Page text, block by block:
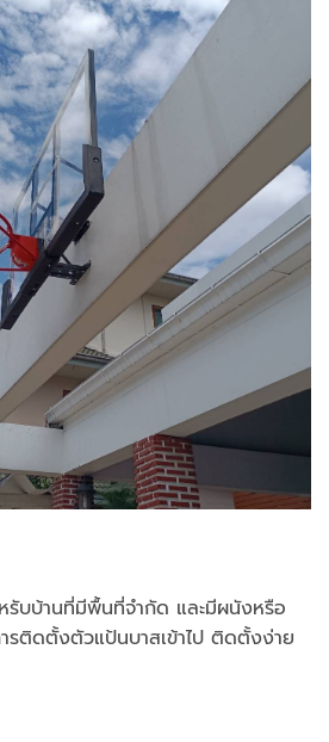
บบ้านที่มีพื้นที่จำกัด และมีผนังหรือ
รติดตั้งตัวแป้นบาสเข้าไป ติดตั้งง่าย